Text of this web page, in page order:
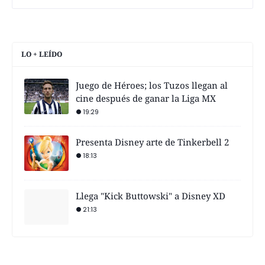
LO + LEÍDO
Juego de Héroes; los Tuzos llegan al
cine después de ganar la Liga MX
19:29
Presenta Disney arte de Tinkerbell 2
18:13
Llega "Kick Buttowski" a Disney XD
21:13